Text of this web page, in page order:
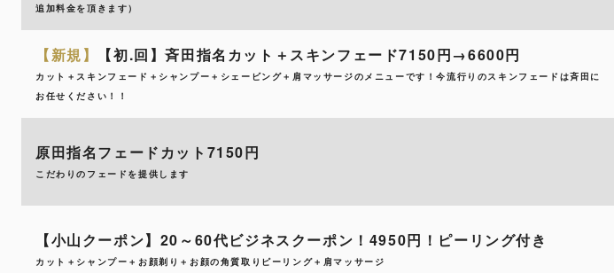
追加料金を頂きます）
【新規】 【初.回】斉田指名カット＋スキンフェード7150円→6600円
カット＋スキンフェード＋シャンプー＋シェービング＋肩マッサージのメニューです！今流行りのスキンフェードは斉田に
お任せください！！
原田指名フェードカット7150円
こだわりのフェードを提供します
【小山クーポン】20～60代ビジネスクーポン！4950円！ピーリング付き
カット＋シャンプー＋お顔剃り＋お顔の角質取りピーリング＋肩マッサージ